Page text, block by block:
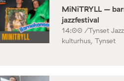
MiNiTRYLL –
jazzfestival
14:00 /Tynset
kulturhus, Tynset